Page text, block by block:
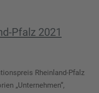
Pfalz 2021
Rheinland-Pfalz
„Unternehmen“,